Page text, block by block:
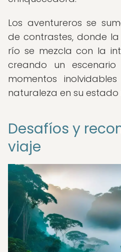
Los aventureros se
de contrastes, donde
río se mezcla con la
creando un
momentos
naturaleza en su estado
Desafíos y
viaje